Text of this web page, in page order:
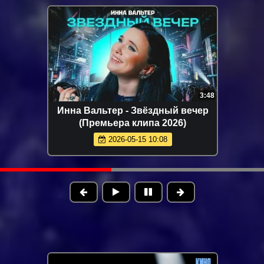
2:30
Misty - Летай (Премьера клипа 2026)
2026-06-02 13:00